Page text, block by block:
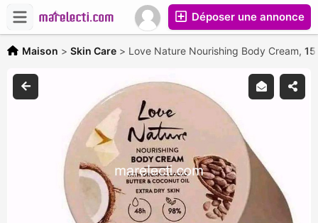
Déposer une annonce
Maison > Skin Care > Love Nature Nourishing Body Cream,